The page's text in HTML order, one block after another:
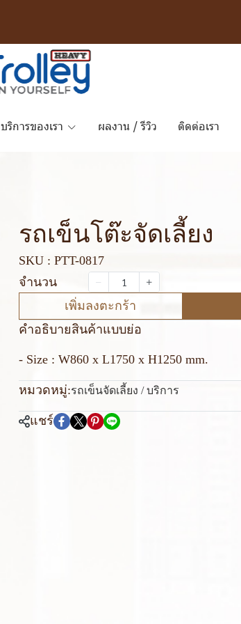
บริการของเรา ผลงาน / รีวิว ติดต่อเรา
รถเข็นโต๊ะจัดเลี้ยง
SKU : PTT-0817
จำนวน
เพิ่มลงตะกร้า
คำอธิบายสินค้าแบบย่อ
- Size : W860 x L1750 x H1250 mm.
หมวดหมู่:รถเข็นจัดเลี้ยง / บริการ
แชร์